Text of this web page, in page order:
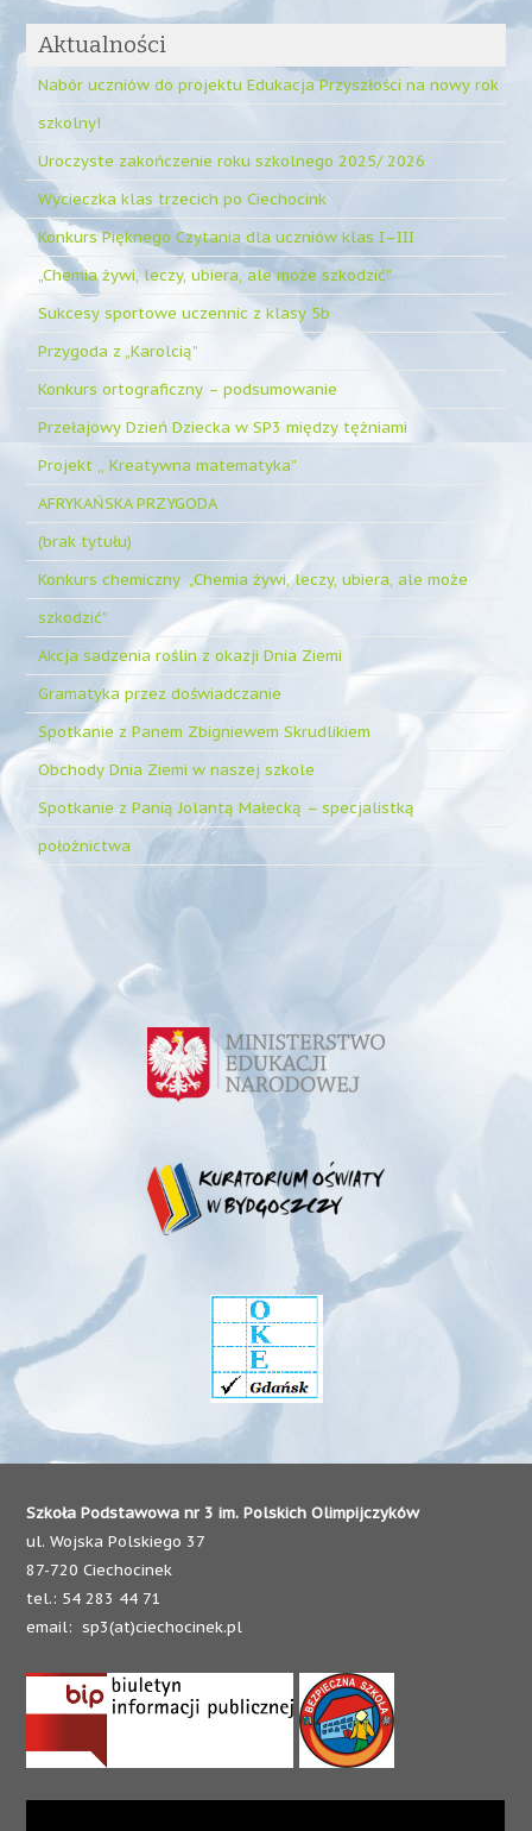
Aktualności
Nabór uczniów do projektu Edukacja Przyszłości na nowy rok
szkolny!
Uroczyste zakończenie roku szkolnego 2025/ 2026
Wycieczka klas trzecich po Ciechocink
Konkurs Pięknego Czytania dla uczniów klas I–III
„Chemia żywi, leczy, ubiera, ale może szkodzić”
Sukcesy sportowe uczennic z klasy 5b
Przygoda z „Karolcią”
Konkurs ortograficzny – podsumowanie
Przełajowy Dzień Dziecka w SP3 między tężniami
Projekt ,, Kreatywna matematyka”
AFRYKAŃSKA PRZYGODA
(brak tytułu)
Konkurs chemiczny „Chemia żywi, leczy, ubiera, ale może
szkodzić”
Akcja sadzenia roślin z okazji Dnia Ziemi
Gramatyka przez doświadczanie
Spotkanie z Panem Zbigniewem Skrudlikiem
Obchody Dnia Ziemi w naszej szkole
Spotkanie z Panią Jolantą Małecką – specjalistką
położnictwa
Szkoła Podstawowa nr 3 im. Polskich Olimpijczyków
ul. Wojska Polskiego 37
87-720 Ciechocinek
tel.: 54 283 44 71
email: sp3(at)ciechocinek.pl